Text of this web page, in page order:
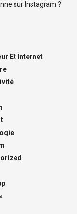
sur Instagram ?
Et Internet